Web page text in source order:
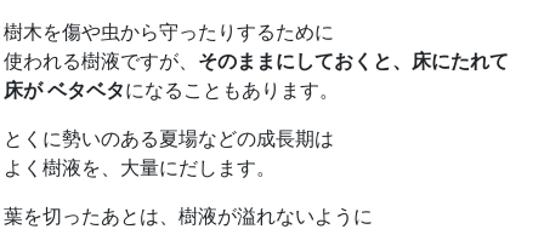
樹木を傷や虫から守ったりするために
使われる樹液ですが、 そのままにしておくと、床にたれて
床が ベタベタになることもあります。
とくに勢いのある夏場などの成長期は
よく樹液を、大量にだします。
葉を切ったあとは、樹液が溢れないように